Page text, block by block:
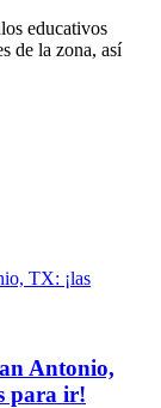
educativos
de la zona, así
Antonio,
para ir!